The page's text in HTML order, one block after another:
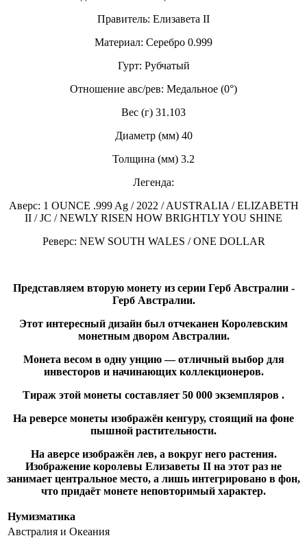
Правитель: Елизавета II
Материал: Серебро 0.999
Гурт: Рубчатый
Отношение авс/рев: Медальное (0°)
Вес (г) 31.103
Диаметр (мм) 40
Толщина (мм) 3.2
Легенда:
Аверс: 1 OUNCE .999 Ag / 2022 / AUSTRALIA / ELIZABETH
II / JC / NEWLY RISEN HOW BRIGHTLY YOU SHINE
Реверс: NEW SOUTH WALES / ONE DOLLAR
Представляем вторую монету из серии Герб Австралии -
Герб Австралии.
Этот интересный дизайн был отчеканен Королевским
монетным двором Австралии.
Монета весом в одну унцию — отличный выбор для
инвесторов и начинающих коллекционеров.
Тираж этой монеты составляет 50 000 экземпляров .
На реверсе монеты изображён кенгуру, стоящий на фоне
пышной растительности.
На аверсе изображён лев, а вокруг него растения.
Изображение королевы Елизаветы II на этот раз не
занимает центральное место, а лишь интегрировано в фон,
что придаёт монете неповторимый характер.
Нумизматика
Австралия и Океания